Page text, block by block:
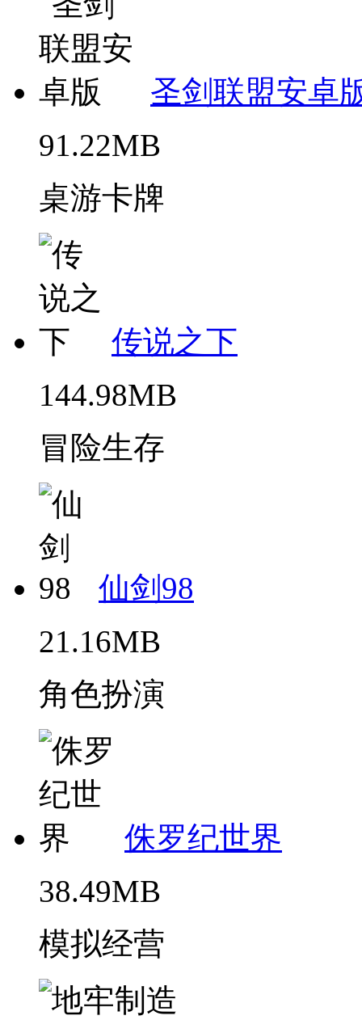
圣剑联盟安卓
91.22MB
桌游卡牌
传说之下
144.98MB
冒险生存
仙剑98
21.16MB
角色扮演
侏罗纪世界
38.49MB
模拟经营